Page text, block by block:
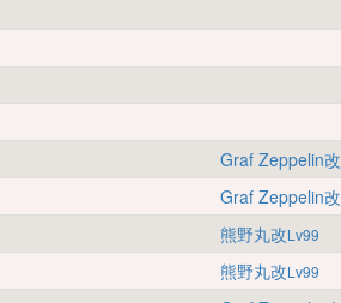
Graf Zeppelin改
Graf Zeppelin改
熊野丸改Lv99
熊野丸改Lv99